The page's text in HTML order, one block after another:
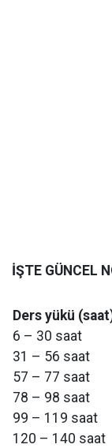
İŞTE GÜNCEL
Ders yükü
6 – 30 saat
31 – 56 saat
57 – 77 saat
78 – 98 saat
99 – 119 saat
120 – 140 saat